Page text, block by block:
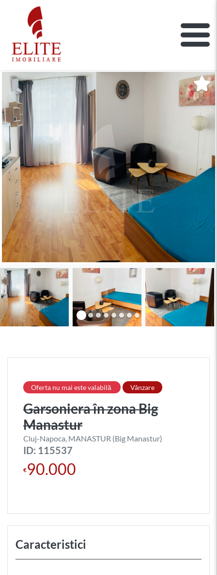
ELITE IMOBILIARE
Main Nav
Oferta nu mai este valabilă Vânzare
Garsoniera în zona Big
Manastur
Cluj-Napoca, MANASTUR (Big Manastur)
ID: 115537
€90.000
Caracteristici